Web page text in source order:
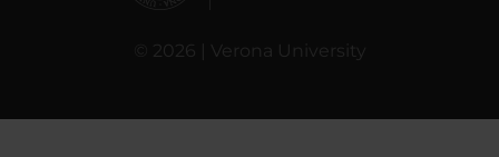
© 2026 | Verona University